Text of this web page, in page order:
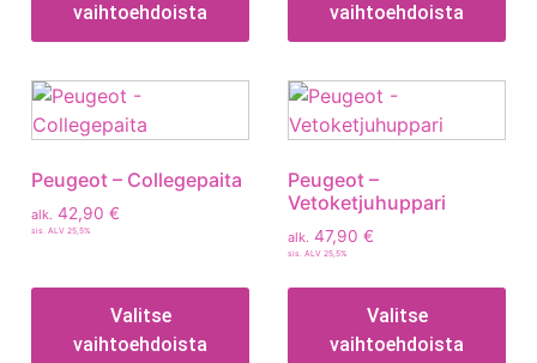
vaihtoehdoista
vaihtoehdoista
Peugeot – Collegepaita
alk. 42,90 €
sis. ALV 25,5%
Valitse
vaihtoehdoista
Peugeot –
Vetoketjuhuppari
alk. 47,90 €
sis. ALV 25,5%
Valitse
vaihtoehdoista